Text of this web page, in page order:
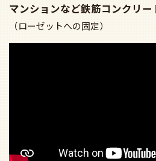
マンションなど鉄筋コンクリー
（ローゼットへの固定）